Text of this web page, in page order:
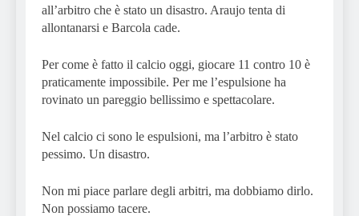
all’arbitro che è stato un disastro. Araujo tenta di
allontanarsi e Barcola cade.
Per come è fatto il calcio oggi, giocare 11 contro 10 è
praticamente impossibile. Per me l’espulsione ha
rovinato un pareggio bellissimo e spettacolare.
Nel calcio ci sono le espulsioni, ma l’arbitro è stato
pessimo. Un disastro.
Non mi piace parlare degli arbitri, ma dobbiamo dirlo.
Non possiamo tacere.